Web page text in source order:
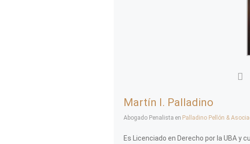
Martín I. Palladino
Abogado Penalista en Palladino Pellón &
Es Licenciado en Derecho por la UBA y